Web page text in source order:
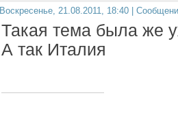
Воскресенье, 21.08.2011, 18:40 |
Такая тема была же
А так Италия